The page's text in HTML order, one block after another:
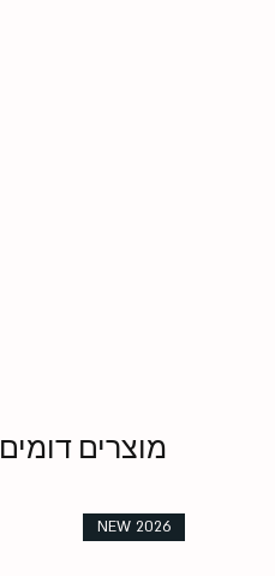
מוצרים דומים
NEW 2026